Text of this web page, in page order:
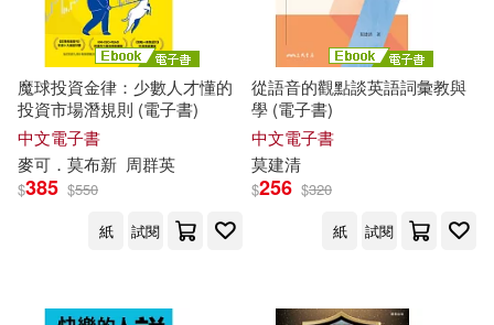
劉星辰(1)
劉清彥(1) 劉鑫(1)
北川悅吏子(1) 卡哈‧莫蘭(1)
卡爾．施洛格(1)
南海出版公司(1)
印刷工業出版社(1) 印刻(1)
哈爾濱工業大學出版社(1)
商務(1) 喜瑪拉雅(1)
四川少年兒童出版社(1)
魔球投資金律：少數人才懂的
投資市場潛規則 (電子書)
中文電子書
麥可． 莫布新 周群英
$385 $550
紙
試閱
從語音的觀點談英語詞彙教與
學 (電子書)
中文電子書
莫建清
$256 $320
紙
試閱